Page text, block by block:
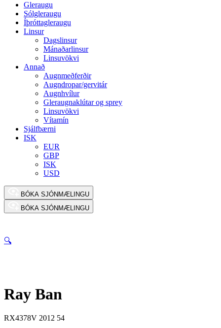
Gleraugu
Sólgleraugu
Íþróttagleraugu
Linsur
Dagslinsur
Mánaðarlinsur
Linsuvökvi
Annað
Augnmeðferðir
Augndropar/gervitár
Augnhvílur
Gleraugnaklútar og sprey
Linsuvökvi
Vítamín
Sjálfbærni
ISK
EUR
GBP
ISK
USD
BÓKA SJÓNMÆLINGU
BÓKA SJÓNMÆLINGU
🔍
Ray Ban
RX4378V 2012 54